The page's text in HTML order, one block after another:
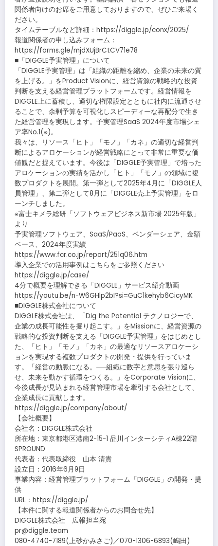
関係者向けのお席をご用意しておりますので、ぜひご来場く
ださい。
タイムテーブルなど詳細：https://diggle.jp/conx/2025/
報道関係者の申し込みフォーム：
https://forms.gle/mjdXUjBrCtCV71e78
■「DIGGLE予実管理」について
「DIGGLE予実管理」は「組織の距離を縮め、企業の未来の質
を上げる。」をProduct Visionに、経営資源の戦略的な投資
判断を支える経営管理プラットフォームです。経営情報を
DIGGLE上に蓄積し、適切な権限設定とともに社内に流通させ
ることで、余剰予算を可視化しスピーディーな再配分で生き
た経営管理を実現します。予実管理SaaS 2024年度市場シェ
ア率No.1(※)。
我々は、リソース「ヒト」「モノ」「カネ」の適切な経営判
断によるアロケーションが経営戦略にとって非常に重要な価
値観だと捉えています。今後は「DIGGLE予実管理」で培った
アロケーションの実績を活かし「ヒト」「モノ」の領域に複
数プロダクトを展開。第一弾として2025年4月に「DIGGLE人
員管理」、第二弾として8月に「DIGGLE売上予実管理」をロ
ーンチしました。
※富士キメラ総研「ソフトウェアビジネス新市場 2025年版」
より
予実管理ソフトウェア、SaaS/PaaS、ベンダーシェア、金額
ベース、2024年度実績
https://www.fcr.co.jp/report/251q06.htm
導入企業での活用事例はこちらをご参照ください
https://diggle.jp/case/
4分で概要を理解できる「DIGGLE」サービス紹介動画
https://youtu.be/n-W6GHlp2bI?si=GuC1kehyb6CicyMK
■DIGGLE株式会社について
DIGGLE株式会社は、「Dig the Potential テクノロジーで、
企業の成長可能性を掘り起こす。」をMissionに、経営資源の
戦略的な投資判断を支える「DIGGLE予実管理」をはじめとし
た、「ヒト」「モノ」「カネ」の最適なリソースアロケーシ
ョンを実現する複数プロダクトの開発・提供を行っていま
す。「経営の動脈になる。──組織に数字と意思を張り巡ら
せ、未来を動かす循環をつくる。」をCorporate Visionに、
今後成長が見込まれる経営管理市場を牽引する会社として、
企業成長に貢献します。
https://diggle.jp/company/about/
【会社概要】
会社名：DIGGLE株式会社
所在地：東京都港区港南2-15-1 品川インターシティA棟22階
SPROUND
代表者：代表取締役 山本 清貴
設立日：2016年6月9日
事業内容：経営管理プラットフォーム「DIGGLE」の開発・提
供
URL：https://diggle.jp/
【本件に関する報道関係者からのお問合せ先】
DIGGLE株式会社 広報担当宛
pr@diggle.team
080-4740-7189(上砂かみさご)／070-1306-6893(嶋田)